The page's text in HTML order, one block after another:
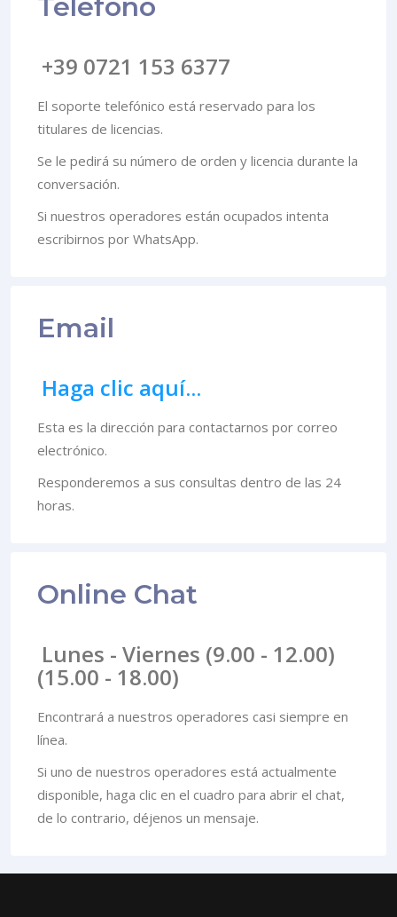
Teléfono
+39 0721 153 6377
El soporte telefónico está reservado para los
titulares de licencias.
Se le pedirá su número de orden y licencia durante la
conversación.
Si nuestros operadores están ocupados intenta
escribirnos por WhatsApp.
Email
Haga clic aquí...
Esta es la dirección para contactarnos por correo
electrónico.
Responderemos a sus consultas dentro de las 24
horas.
Online Chat
Lunes - Viernes (9.00 - 12.00)
(15.00 - 18.00)
Encontrará a nuestros operadores casi siempre en
línea.
Si uno de nuestros operadores está actualmente
disponible, haga clic en el cuadro para abrir el chat,
de lo contrario, déjenos un mensaje.